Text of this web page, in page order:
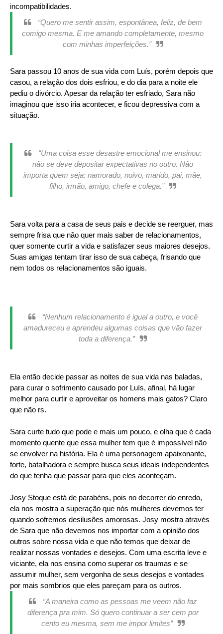
incompatibilidades.
“Quero me sentir assim, espontânea, feliz, de bem
comigo mesma. E me amando completamente, mesmo
com minhas imperfeições.”
Sara passou 10 anos de sua vida com Luís, porém depois que
casou, a relação dos dois esfriou, e do dia para a noite ele
pediu o divórcio. Apesar da relação ter esfriado, Sara não
imaginou que isso iria acontecer, e ficou depressiva com a
situação.
“Uma coisa esse desastre emocional me ensinou:
não se deve depositar expectativas no outro. Não
importa quem seja: namorado, noivo, marido, pai, mãe,
filho, irmão, amigo, chefe e colega.”
Sara volta para a casa de seus pais e decide se reerguer, mas
sempre frisa que não quer mais saber de relacionamentos,
quer somente curtir a vida e satisfazer seus maiores desejos.
Suas amigas tentam tirar isso de sua cabeça, frisando que
nem todos os relacionamentos são iguais.
“Nenhum relacionamento é igual a outro, e você
amadureceu e aprendeu algumas coisas que vão fazer
toda a diferença.”
Ela então decide passar as noites de sua vida nas baladas,
para curar o sofrimento causado por Luís, afinal, há lugar
melhor para curtir e aproveitar os homens mais gatos? Claro
que não rs.
Sara curte tudo que pode e mais um pouco, e olha que é cada
momento quente que essa mulher tem que é impossível não
se envolver na história. Ela é uma personagem apaixonante,
forte, batalhadora e sempre busca seus ideais independentes
do que tenha que passar para que eles aconteçam.
Josy Stoque está de parabéns, pois no decorrer do enredo,
ela nos mostra a superação que nós mulheres devemos ter
quando sofremos desilusões amorosas. Josy mostra através
de Sara que não devemos nos importar com a opinião dos
outros sobre nossa vida e que não temos que deixar de
realizar nossas vontades e desejos. Com uma escrita leve e
viciante, ela nos ensina como superar os traumas e se
assumir mulher, sem vergonha de seus desejos e vontades
por mais sombrios que eles pareçam para os outros.
“A maneira como as pessoas me veem não faz
diferença pra mim. Só quero continuar a ser cem por
cento eu mesma, sem me impor limites”